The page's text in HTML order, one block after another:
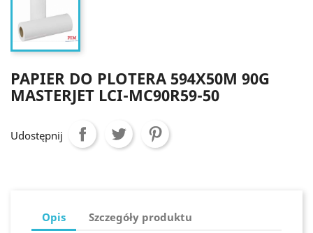
PAPIER DO PLOTERA 594X50M 90G
MASTERJET LCI-MC90R59-50
Udostępnij
Opis Szczegóły produktu